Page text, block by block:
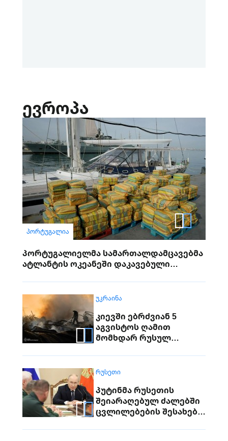
ევროპა
ᲞᲝᲠᲢᲣᲒᲐᲚᲘᲐ
პორტუგალიელმა სამართალდამცავებმა
ატლანტის ოკეანეში დაკავებული
ᲣᲙᲠᲐᲘᲜᲐ
კიევში ებრძვიან 5
აგვისტოს ღამით
მომხდარ რუსულ
ᲠᲣᲡᲔᲗᲘ
პუტინმა რუსეთის
შეიარაღებულ ძალებში
ცვლილებების შესახებ